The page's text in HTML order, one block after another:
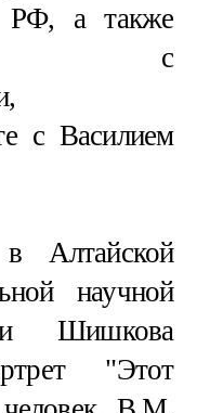
РФ, а также
с
с Василием
научной
Шишкова
"Этот